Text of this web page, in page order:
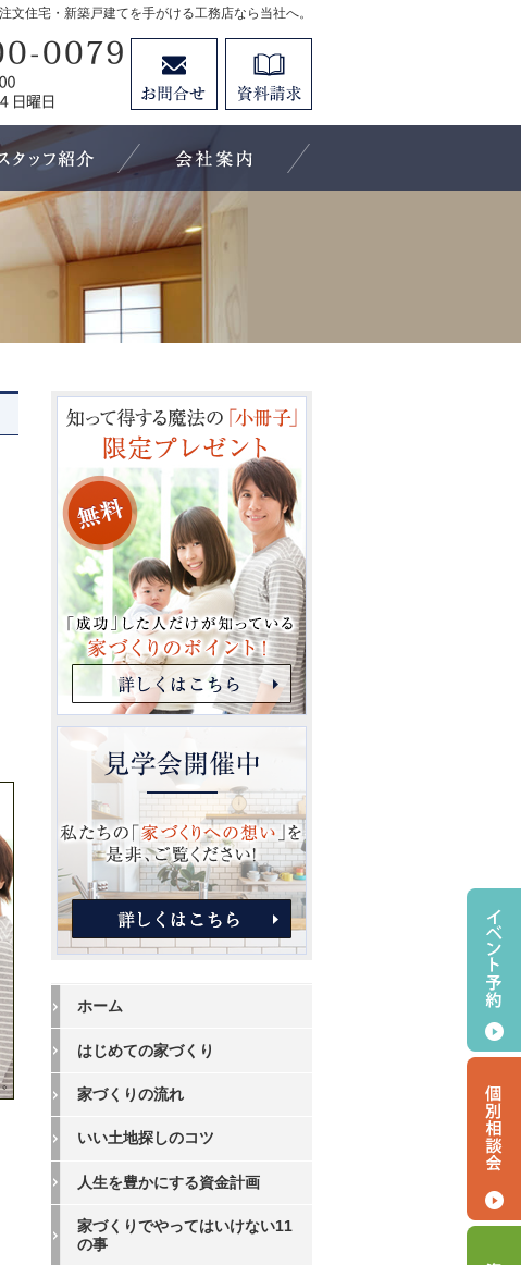
文住宅・新築戸建てを手がける工務店なら当社へ。
ホーム
はじめての家づくり
家づくりの流れ
いい土地探しのコツ
人生を豊かにする資金計画
家づくりでやってはいけない11
の事
88-8888-8888
営業時間8:00～18:00 定休日：第1・3水曜日 第2・4日曜日
ね、施工実績